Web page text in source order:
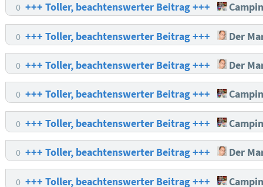
0 +++ Toller, beachtenswerter Beitrag +++
0 +++ Toller, beachtenswerter Beitrag +++ Der
0 +++ Toller, beachtenswerter Beitrag +++ Der
0 +++ Toller, beachtenswerter Beitrag +++
0 +++ Toller, beachtenswerter Beitrag +++
0 +++ Toller, beachtenswerter Beitrag +++ Der
0 +++ Toller, beachtenswerter Beitrag +++